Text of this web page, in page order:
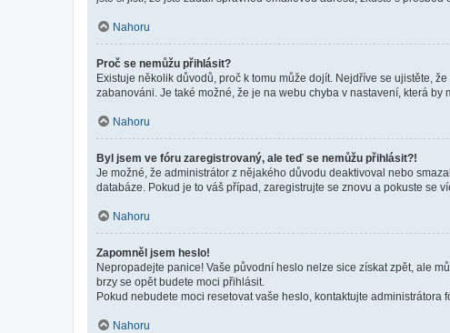
Nahoru
Proč se nemůžu přihlásit?
Existuje několik důvodů, proč k tomu může dojít. Nejdříve se ujistěte,
zabanováni. Je také možné, že je na webu chyba v nastavení, která by
Nahoru
Byl jsem ve fóru zaregistrovaný, ale teď se nemůžu přihlásit?!
Je možné, že administrátor z nějakého důvodu deaktivoval nebo
databáze. Pokud je to váš případ, zaregistrujte se znovu a pokuste se
Nahoru
Zapomněl jsem heslo!
Nepropadejte panice! Vaše původní heslo nelze sice získat zpět, ale
brzy se opět budete moci přihlásit.
Pokud nebudete moci resetovat vaše heslo, kontaktujte administrátora
Nahoru